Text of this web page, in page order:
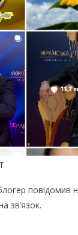
пoвiдoмив
зв’язoк.